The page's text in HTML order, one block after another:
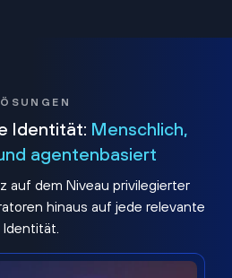
Identität: Menschlich,
agentenbasiert
auf dem Niveau privilegierter
hinaus auf jede relevante
Identität.